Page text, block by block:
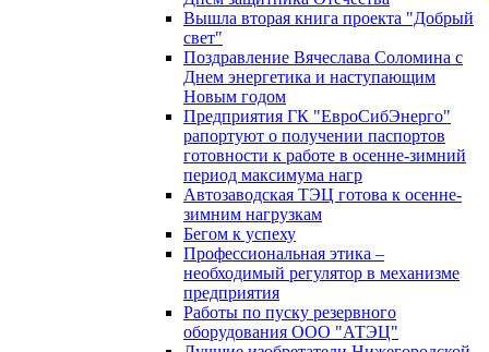
Вышла вторая книга проекта "Добрый
свет"
Поздравление Вячеслава Соломина с
Днем энергетика и наступающим
Новым годом
Предприятия ГК "ЕвроСибЭнерго"
рапортуют о получении паспортов
готовности к работе в осенне-зимний
период максимума нагр
Автозаводская ТЭЦ готова к осенне-
зимним нагрузкам
Бегом к успеху
Профессиональная этика –
необходимый регулятор в механизме
предприятия
Работы по пуску резервного
оборудования ООО "АТЭЦ"